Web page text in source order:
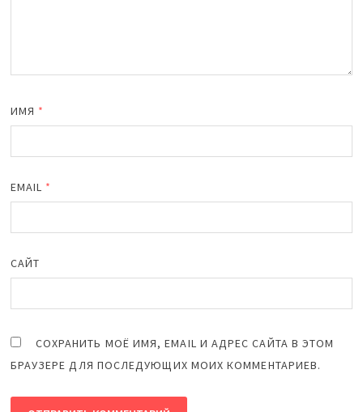
ИМЯ *
EMAIL *
САЙТ
СОХРАНИТЬ МОЁ ИМЯ, EMAIL И АДРЕС САЙТА В ЭТОМ
БРАУЗЕРЕ ДЛЯ ПОСЛЕДУЮЩИХ МОИХ КОММЕНТАРИЕВ.